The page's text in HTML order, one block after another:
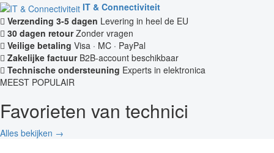
IT & Connectiviteit
Verzending 3-5 dagen Levering in heel de EU
30 dagen retour Zonder vragen
Veilige betaling Visa · MC · PayPal
Zakelijke factuur B2B-account beschikbaar
Technische ondersteuning Experts in elektronica
MEEST POPULAIR
Favorieten van technici
Alles bekijken →